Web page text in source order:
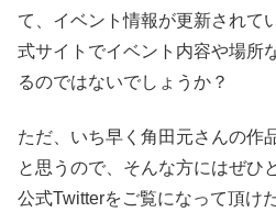
て、イベント情報が更新されて
式サイトでイベント内容や場所
るのではないでしょうか？
ただ、いち早く角田元さんの作
と思うので、そんな方にはぜひ
公式Twitterをご覧になって頂け